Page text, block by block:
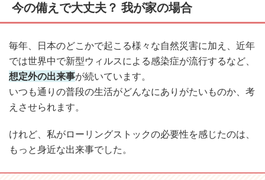
今の備えで大丈夫？ 我が家の場合
毎年、日本のどこかで起こる様々な自然災害に加え、近年
では世界中で新型ウィルスによる感染症が流行するなど、
想定外の出来事が続いています。
いつも通りの普段の生活がどんなにありがたいものか、考
えさせられます。
けれど、私がローリングストックの必要性を感じたのは、
もっと身近な出来事でした。